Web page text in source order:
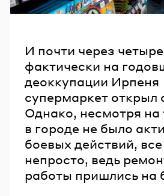
И почти через
фактически на
деоккупации Ирпеня
супермаркет открыл
Однако, несмотря на
в городе не было
боевых действий,
непросто, ведь
работы пришлись на